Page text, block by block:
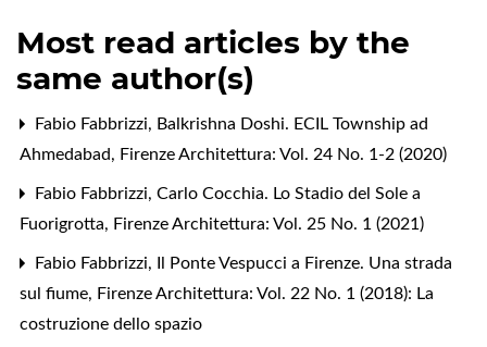
Most read articles by the
same author(s)
Fabio Fabbrizzi, Balkrishna Doshi. ECIL Township ad
Ahmedabad, Firenze Architettura: Vol. 24 No. 1-2 (2020)
Fabio Fabbrizzi, Carlo Cocchia. Lo Stadio del Sole a
Fuorigrotta, Firenze Architettura: Vol. 25 No. 1 (2021)
Fabio Fabbrizzi,
Il Ponte Vespucci a Firenze. Una strada
sul fiume, Firenze Architettura: Vol. 22 No. 1 (2018): La
costruzione dello spazio